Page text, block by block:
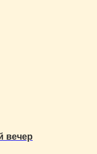
вечер